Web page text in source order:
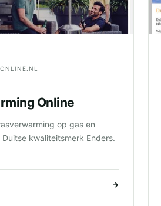
Online
op gas en
kwaliteitsmerk Enders.
→